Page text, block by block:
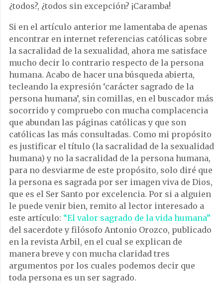
¿todos?, ¿todos sin excepción? ¡Caramba!
Si en el artículo anterior me lamentaba de apenas
encontrar en internet referencias católicas sobre
la sacralidad de la sexualidad, ahora me satisface
mucho decir lo contrario respecto de la persona
humana. Acabo de hacer una búsqueda abierta,
tecleando la expresión ‘carácter sagrado de la
persona humana’, sin comillas, en el buscador más
socorrido y compruebo con mucha complacencia
que abundan las páginas católicas y que son
católicas las más consultadas. Como mi propósito
es justificar el título (la sacralidad de la sexualidad
humana) y no la sacralidad de la persona humana,
para no desviarme de este propósito, solo diré que
la persona es sagrada por ser imagen viva de Dios,
que es el Ser Santo por excelencia. Por si a alguien
le puede venir bien, remito al lector interesado a
este artículo: “El valor sagrado de la vida humana”
del sacerdote y filósofo Antonio Orozco, publicado
en la revista Arbil, en el cual se explican de
manera breve y con mucha claridad tres
argumentos por los cuales podemos decir que
toda persona es un ser sagrado.